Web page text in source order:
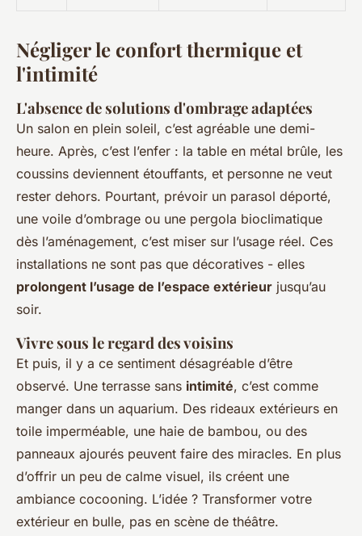
Négliger le confort thermique et
l'intimité
L'absence de solutions d'ombrage adaptées
Un salon en plein soleil, c’est agréable une demi-
heure. Après, c’est l’enfer : la table en métal brûle, les
coussins deviennent étouffants, et personne ne veut
rester dehors. Pourtant, prévoir un parasol déporté,
une voile d’ombrage ou une pergola bioclimatique
dès l’aménagement, c’est miser sur l’usage réel. Ces
installations ne sont pas que décoratives - elles
prolongent l’usage de l’espace extérieur jusqu’au
soir.
Vivre sous le regard des voisins
Et puis, il y a ce sentiment désagréable d’être
observé. Une terrasse sans intimité, c’est comme
manger dans un aquarium. Des rideaux extérieurs en
toile imperméable, une haie de bambou, ou des
panneaux ajourés peuvent faire des miracles. En plus
d’offrir un peu de calme visuel, ils créent une
ambiance cocooning. L’idée ? Transformer votre
extérieur en bulle, pas en scène de théâtre.